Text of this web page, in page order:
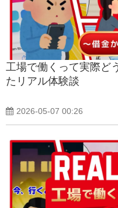
工場で働くって実際ど
たリアル体験談
2026-05-07 00:26